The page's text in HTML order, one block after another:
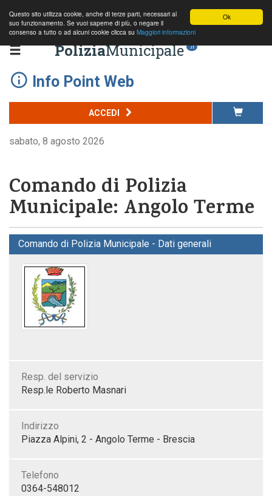
Ok
Questo sito utilizza cookie, anche di terze parti, necessari al
suo funzionamento. Se vuoi saperne di più, o negare il
consenso a tutto o ad alcuni cookie clicca su Maggiori informazioni
PoliziaMunicipale .it
Info Point Web
ACCEDI
sabato, 8 agosto 2026
Comando di Polizia
Municipale: Angolo Terme
Comando di Polizia Municipale - Dati generali
Resp. del servizio
Resp.le Roberto Masnari
Indirizzo
Piazza Alpini, 2 - Angolo Terme - Brescia
Telefono
0364-548012